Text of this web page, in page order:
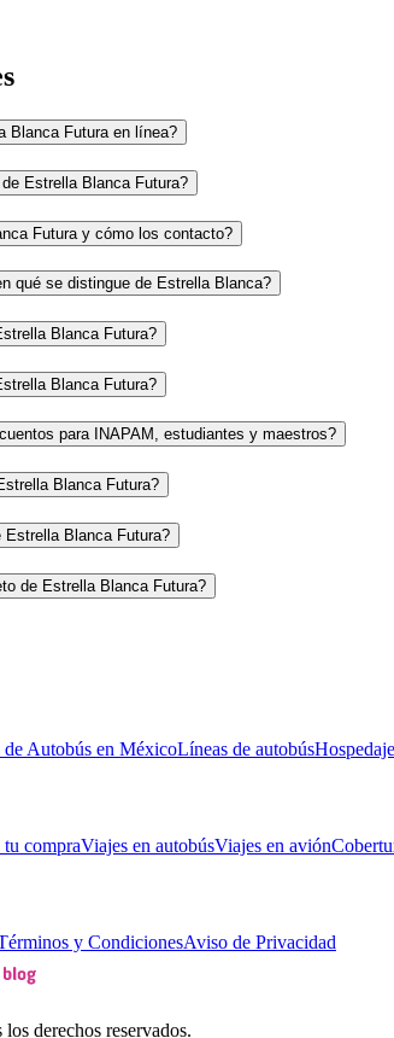
Blanca Futura en línea?
Estrella Blanca Futura?
Futura y cómo los contacto?
qué se distingue de Estrella Blanca?
Blanca Futura?
Blanca Futura?
para INAPAM, estudiantes y maestros?
Blanca Futura?
Estrella Blanca Futura?
de Estrella Blanca Futura?
de Autobús en MéxicoLíneas de autobúsHospedaje
tu compraViajes en autobúsViajes en avión
y CondicionesAviso de Privacidad
derechos reservados.